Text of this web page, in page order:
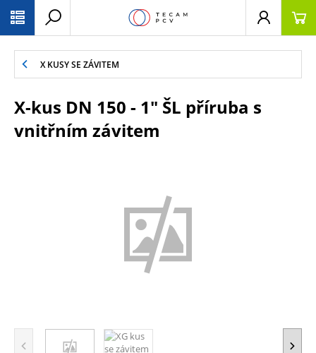
X KUSY SE ZÁVITEM
X-kus DN 150 - 1" ŠL příruba s
vnitřním závitem